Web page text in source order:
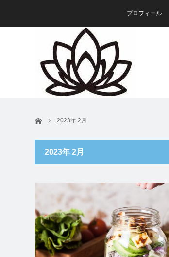
プロフィール
ホーム 2023年 2月
2023年 2月